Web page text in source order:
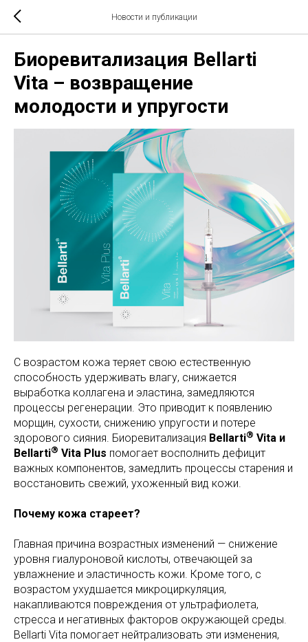
Новости и публикации
Биоревитализация Bellarti
Vita – возвращение
молодости и упругости
С возрастом кожа теряет свою естественную
способность удерживать влагу, снижается
выработка коллагена и эластина, замедляются
процессы регенерации. Это приводит к появлению
морщин, сухости, снижению упругости и потере
здорового сияния. Биоревитализация Bellarti® Vita и
Bellarti® Vita Plus помогает восполнить дефицит
важных компонентов, замедлить процессы старения и
восстановить свежий, ухоженный вид кожи.
Почему кожа стареет?
Главная причина возрастных изменений — снижение
уровня гиалуроновой кислоты, отвечающей за
увлажнение и эластичность кожи. Кроме того, с
возрастом ухудшается микроциркуляция,
накапливаются повреждения от ультрафиолета,
стресса и негативных факторов окружающей среды.
Bellarti Vita помогает нейтрализовать эти изменения,